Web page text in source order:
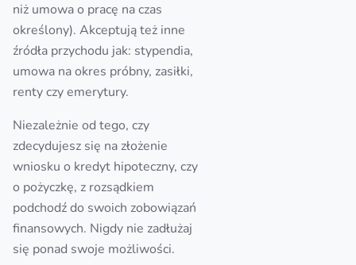
niż umowa o pracę na czas
określony). Akceptują też inne
źródła przychodu jak: stypendia,
umowa na okres próbny, zasiłki,
renty czy emerytury.
Niezależnie od tego, czy
zdecydujesz się na złożenie
wniosku o kredyt hipoteczny, czy
o pożyczkę, z rozsądkiem
podchodź do swoich zobowiązań
finansowych. Nigdy nie zadłużaj
się ponad swoje możliwości.